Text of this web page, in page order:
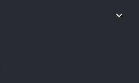
keyboard_arrow_down